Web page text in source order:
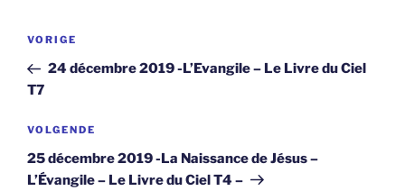
Berichtnavigatie
Vorig
bericht
VORIGE
24 décembre 2019 -L’Evangile – Le Livre du Ciel
T7
Volgend
bericht
VOLGENDE
25 décembre 2019 -La Naissance de Jésus –
L’Évangile – Le Livre du Ciel T4 –